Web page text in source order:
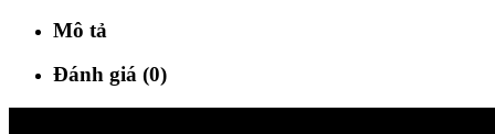
Mô tả
Đánh giá (0)